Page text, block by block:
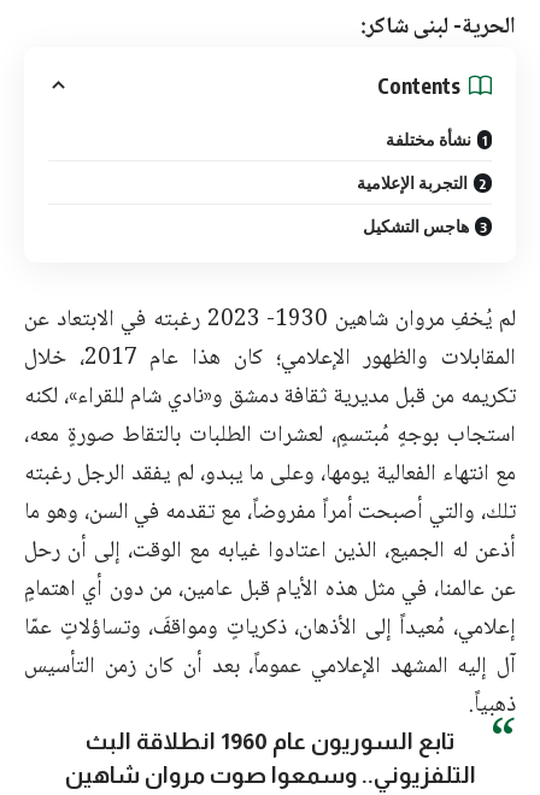
الحرية- لبنى شاكر:
Contents
نشأة مختلفة
التجربة الإعلامية
هاجس التشكيل
لم يُخفِ مروان شاهين 1930- 2023 رغبته في الابتعاد عن
المقابلات والظهور الإعلامي؛ كان هذا عام 2017، خلال
تكريمه من قبل مديرية ثقافة دمشق و«نادي شام للقراء»، لكنه
استجاب بوجهٍ مُبتسمٍ، لعشرات الطلبات بالتقاط صورةٍ معه،
مع انتهاء الفعالية يومها، وعلى ما يبدو، لم يفقد الرجل رغبته
تلك، والتي أصبحت أمراً مفروضاً، مع تقدمه في السن، وهو ما
أذعن له الجميع، الذين اعتادوا غيابه مع الوقت، إلى أن رحل
عن عالمنا، في مثل هذه الأيام قبل عامين، من دون أي اهتمامٍ
إعلامي، مُعيداً إلى الأذهان، ذكرياتٍ ومواقفَ، وتساؤلاتٍ عمّا
آل إليه المشهد الإعلامي عموماً، بعد أن كان زمن التأسيس
ذهبياً.
تابع السوريون عام 1960 انطلاقة البث
التلفزيوني.. وسمعوا صوت مروان شاهين